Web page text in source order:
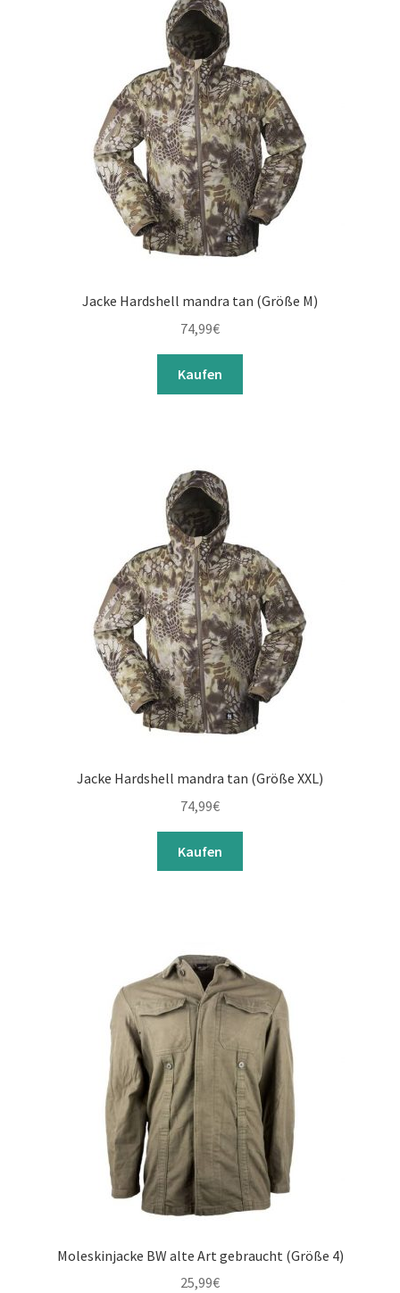
Jacke Hardshell mandra tan (Größe M)
74,99€
Kaufen
Jacke Hardshell mandra tan (Größe XXL)
74,99€
Kaufen
Moleskinjacke BW alte Art gebraucht (Größe 4)
25,99€